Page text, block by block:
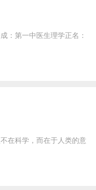
：第一中医生理学正名：
在科学，而在于人类的意